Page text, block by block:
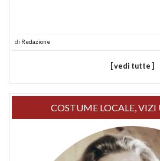
di Redazione
[ vedi tutte ]
COSTUME LOCALE, VIZI